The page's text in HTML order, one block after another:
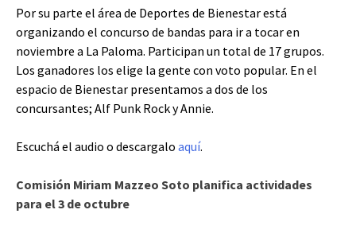
Por su parte el área de Deportes de Bienestar está
organizando el concurso de bandas para ir a tocar en
noviembre a La Paloma. Participan un total de 17 grupos.
Los ganadores los elige la gente con voto popular. En el
espacio de Bienestar presentamos a dos de los
concursantes; Alf Punk Rock y Annie.
Escuchá el audio o descargalo aquí.
Comisión Miriam Mazzeo Soto planifica actividades
para el 3 de octubre